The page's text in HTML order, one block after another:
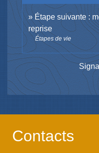
Étape suivante :
reprise
Étapes de vie
Contacts